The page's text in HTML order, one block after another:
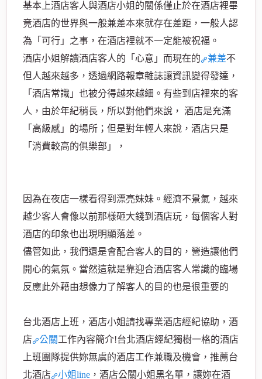
基本上酒店客人與酒店小姐的關係僅止於在酒店裡畢
竟酒店的世界與一般兼差本來就存在差距，一般人認
為「可行」之事，在酒店裡就不一定能被祝福。
酒店小姐解讀酒店客人的「心意」而現在的
兼差不
但人越來越多，透過網路報章雜誌讓資訊變得發達，
「酒店常識」也被分得越來越細。有些到店裡來的客
人，由於年紀稍長，所以對他們來說， 酒店是充滿
「高級感」的場所； 但是對年輕人來說，酒店只是
「消費較高的俱樂部」，
因為在夜店一樣看得到漂亮妹妹。 經濟不景氣，越來
越少客人會像以前那樣砸大錢到酒店玩， 每個客人對
酒店的印象也出現明顯落差。
儘管如此，我們還是會配合客人的目的，營造讓他們
開心的氣氛。 當然這就是靠迎合酒店客人常識的臨場
反應此外藉由想像力了解客人的目的也是很重要的
台北酒店上班，酒店小姐請找專業酒店經紀協助， 酒
店
公關工作內容簡介!台北酒店經紀獨樹一格的酒店
上班團隊提供妳無虞的酒店工作兼職及機會，推薦台
北酒店
小姐line ，酒店公關小姐黑名單，讓妳在酒